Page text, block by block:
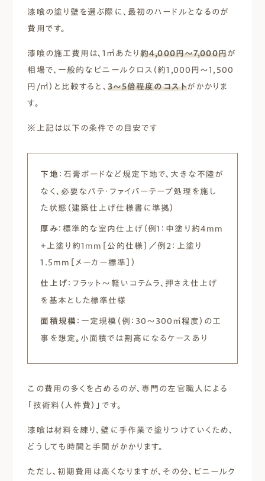
漆喰の塗り壁を選ぶ際に、最初のハードルとなるのが
費用です。
漆喰の施工費用は、1㎡あたり約4,000円～7,000円が
相場で、一般的なビニールクロス（約1,000円～1,500
円/㎡）と比較すると、 3～5倍程度のコストがかかりま
す。
※上記は以下の条件での目安です
下地 ：石膏ボードなど規定下地で、大きな不陸が
なく、必要なパテ・ファイバーテープ処理を施し
た状態（建築仕上げ仕様書に準拠）
厚み：標準的な室内仕上げ（例1：中塗り約4mm
＋上塗り約1mm［公的仕様］／例2：上塗り
1.5mm［メーカー標準］）
仕上げ ：フラット〜軽いコテムラ、押さえ仕上げ
を基本とした標準仕様
面積規模 ：一定規模（例：30〜300㎡程度）の工
事を想定。小面積では割高になるケースあり
この費用の多くを占めるのが、専門の左官職人による
「技術料（人件費）」です。
漆喰は材料を練り、壁に手作業で塗りつけていくため、
どうしても時間と手間がかかります。
ただし、初期費用は高くなりますが、その分、ビニールク